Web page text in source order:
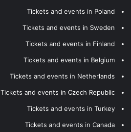
Tickets and events in Poland
Tickets and events in Sweden
Tickets and events in Finland
Tickets and events in Belgium
Tickets and events in Netherlands
Tickets and events in Czech Republic
Tickets and events in Turkey
Tickets and events in Canada